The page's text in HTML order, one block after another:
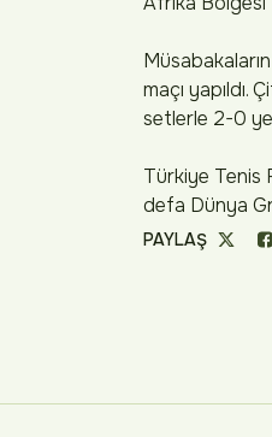
maçı yapıldı.
setlerle 2-0
Türkiye Tenis
defa Dünya
PAYLAŞ